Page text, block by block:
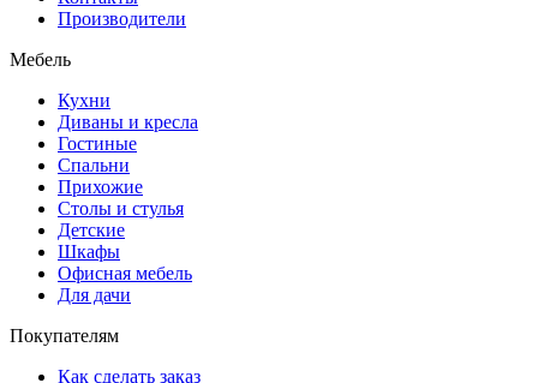
Производители
Мебель
Кухни
Диваны и кресла
Гостиные
Спальни
Прихожие
Столы и стулья
Детские
Шкафы
Офисная мебель
Для дачи
Покупателям
Как сделать заказ